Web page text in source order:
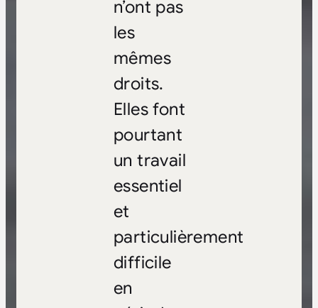
n’ont pas
les
mêmes
droits.
Elles font
pourtant
un travail
essentiel
et
particulièrement
difficile
en